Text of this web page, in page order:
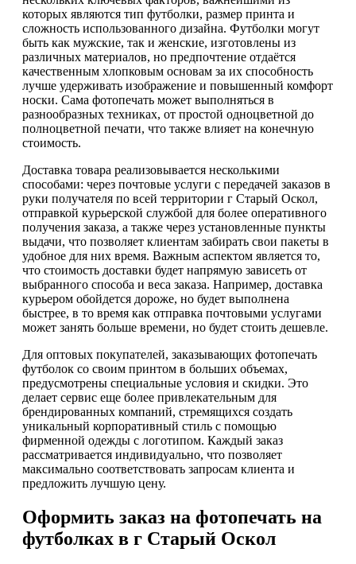
которых являются тип футболки, размер принта и
сложность использованного дизайна. Футболки могут
быть как мужские, так и женские, изготовлены из
различных материалов, но предпочтение отдаётся
качественным хлопковым основам за их способность
лучше удерживать изображение и повышенный комфорт
носки. Сама фотопечать может выполняться в
разнообразных техниках, от простой одноцветной до
полноцветной печати, что также влияет на конечную
стоимость.
Доставка товара реализовывается несколькими
способами: через почтовые услуги с передачей заказов в
руки получателя по всей территории г Старый Оскол,
отправкой курьерской службой для более оперативного
получения заказа, а также через установленные пункты
выдачи, что позволяет клиентам забирать свои пакеты в
удобное для них время. Важным аспектом является то,
что стоимость доставки будет напрямую зависеть от
выбранного способа и веса заказа. Например, доставка
курьером обойдется дороже, но будет выполнена
быстрее, в то время как отправка почтовыми услугами
может занять больше времени, но будет стоить дешевле.
Для оптовых покупателей, заказывающих фотопечать
футболок со своим принтом в больших объемах,
предусмотрены специальные условия и скидки. Это
делает сервис еще более привлекательным для
брендированных компаний, стремящихся создать
уникальный корпоративный стиль с помощью
фирменной одежды с логотипом. Каждый заказ
рассматривается индивидуально, что позволяет
максимально соответствовать запросам клиента и
предложить лучшую цену.
Оформить заказ на фотопечать на
футболках в г Старый Оскол